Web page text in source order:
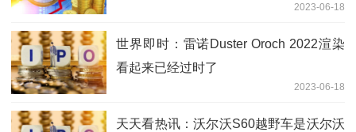
2023-06-18
世界即时：雷诺Duster Oroch 2022渲染
看起来已经过时了
2023-06-18
天天看热讯：沃尔沃S60越野车是沃尔沃